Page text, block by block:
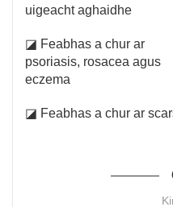
uigeacht aghaidhe
◪ Feabhas a chur ar
psoriasis, rosacea agus
eczema
◪ Feabhas a chur ar